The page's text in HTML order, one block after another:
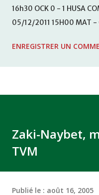
16h30 OCK 0 - 1 HUSA
05/12/2011 15H00 MAT -
KHEMISET Mardi 06/12/
ENREGISTRER UN
Zaki-Naybet,
TVM
Publié le : août 16, 2005